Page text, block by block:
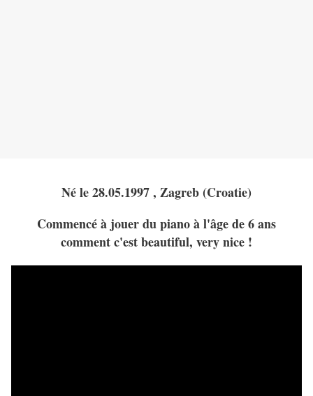
Né le 28.05.1997 , Zagreb (Croatie)
Commencé à jouer du piano à l'âge de 6 ans
comment c'est beautiful, very nice !